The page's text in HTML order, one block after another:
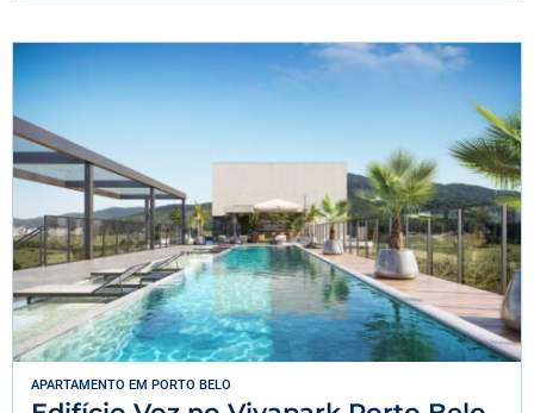
APARTAMENTO EM PORTO BELO